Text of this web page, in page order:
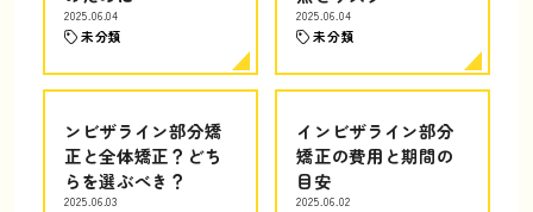
2025.06.04
未分類
2025.06.04
未分類
ンビザライン部分矯
正と全体矯正？どち
らを選ぶべき？
2025.06.03
インビザライン部分
矯正の費用と期間の
目安
2025.06.02